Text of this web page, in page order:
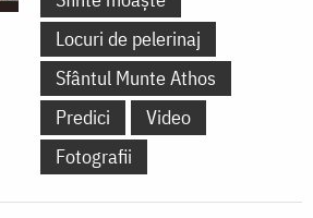
Locuri de pelerinaj
Sfântul Munte Athos
Predici
Video
Fotografii